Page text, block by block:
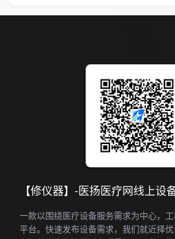
【修仪器】-医扬医疗网线上设
一款以围绕医疗设备服务需求为中心，
平台。快速发布设备需求，我们就近择